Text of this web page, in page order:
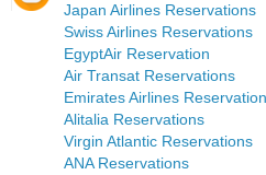
Japan Airlines Reservations
Swiss Airlines Reservations
EgyptAir Reservation
Air Transat Reservations
Emirates Airlines
Alitalia Reservations
Virgin Atlantic Reservations
ANA Reservations